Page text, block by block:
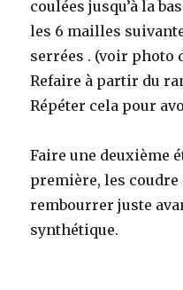
coulées jusqu’à la
les 6 mailles
serrées . (voir photo
Refaire à partir du
Répéter cela pour
Faire une deuxième
première, les coudre
rembourrer juste
synthétique.